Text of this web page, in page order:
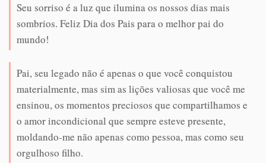
Seu sorriso é a luz que ilumina os nossos dias mais
sombrios. Feliz Dia dos Pais para o melhor pai do
mundo!
Pai, seu legado não é apenas o que você conquistou
materialmente, mas sim as lições valiosas que você me
ensinou, os momentos preciosos que compartilhamos e
o amor incondicional que sempre esteve presente,
moldando-me não apenas como pessoa, mas como seu
orgulhoso filho.